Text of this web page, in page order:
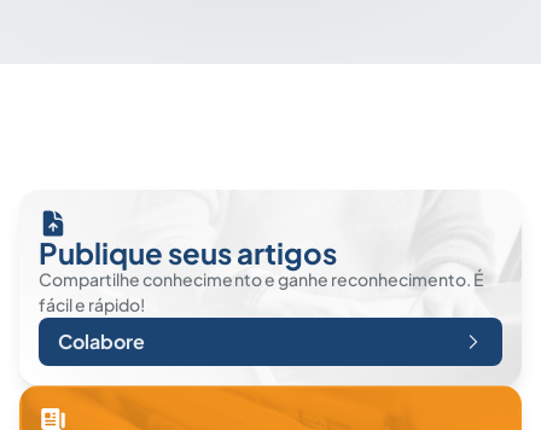
Publique seus artigos
Compartilhe conhecimento e ganhe reconhecimento. É
fácil e rápido!
Colabore